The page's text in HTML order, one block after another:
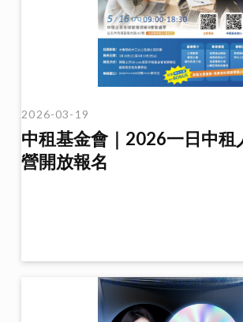
2026-03-19
中租基金會｜2026一日中租
營開放報名